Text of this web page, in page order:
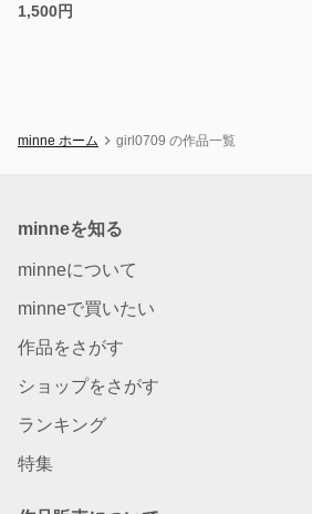
1,500円
minne ホーム girl0709 の作品一覧
minneを知る
minneについて
minneで買いたい
作品をさがす
ショップをさがす
ランキング
特集